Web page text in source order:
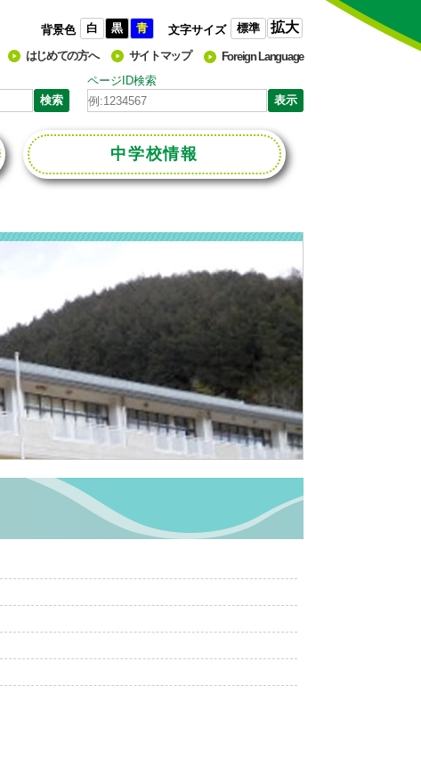
背景色 白 黒 青 文字サイズ 標準 拡大
はじめての方へ サイトマップ
Foreign Language
ページID検索
中学校情報